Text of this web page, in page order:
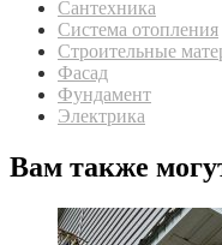
Сантехника
Система отопления
Строительные
Фасад
Фундамент
Электрика
Вам также